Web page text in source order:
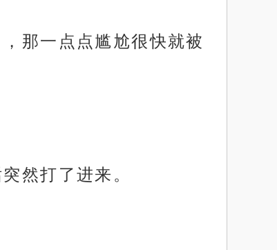
那一点点尴尬很快就被
然打了进来。